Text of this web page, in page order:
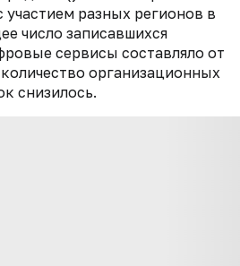
участием разных регионов в
число записавшихся
сервисы составляло от
организационных
снизилось.